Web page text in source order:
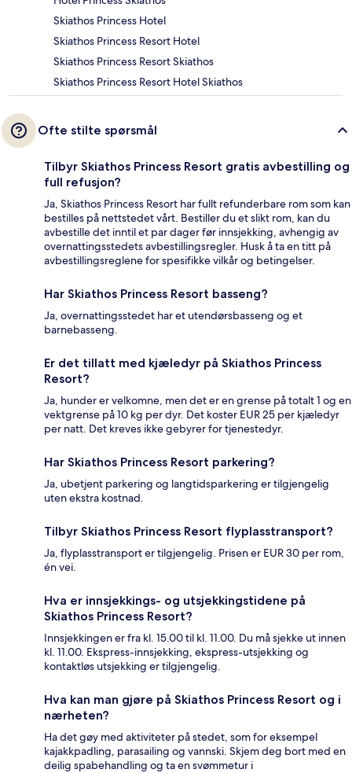
Skiathos Princess Hotel
Skiathos Princess Resort Hotel
Skiathos Princess Resort Skiathos
Skiathos Princess Resort Hotel Skiathos
Ofte stilte spørsmål
Tilbyr Skiathos Princess Resort gratis avbestilling og
full refusjon?
Ja, Skiathos Princess Resort har fullt refunderbare rom som kan
bestilles på nettstedet vårt. Bestiller du et slikt rom, kan du
avbestille det inntil et par dager før innsjekking, avhengig av
overnattingsstedets avbestillingsregler. Husk å ta en titt på
avbestillingsreglene for spesifikke vilkår og betingelser.
Har Skiathos Princess Resort basseng?
Ja, overnattingsstedet har et utendørsbasseng og et
barnebasseng.
Er det tillatt med kjæledyr på Skiathos Princess
Resort?
Ja, hunder er velkomne, men det er en grense på totalt 1 og en
vektgrense på 10 kg per dyr. Det koster EUR 25 per kjæledyr
per natt. Det kreves ikke gebyrer for tjenestedyr.
Har Skiathos Princess Resort parkering?
Ja, ubetjent parkering og langtidsparkering er tilgjengelig
uten ekstra kostnad.
Tilbyr Skiathos Princess Resort flyplasstransport?
Ja, flyplasstransport er tilgjengelig. Prisen er EUR 30 per rom,
én vei.
Hva er innsjekkings- og utsjekkingstidene på
Skiathos Princess Resort?
Innsjekkingen er fra kl. 15.00 til kl. 11.00. Du må sjekke ut innen
kl. 11.00. Ekspress-innsjekking, ekspress-utsjekking og
kontaktløs utsjekking er tilgjengelig.
Hva kan man gjøre på Skiathos Princess Resort og i
nærheten?
Ha det gøy med aktiviteter på stedet, som for eksempel
kajakkpadling, parasailing og vannski. Skjem deg bort med en
deilig spabehandling og ta en svømmetur i